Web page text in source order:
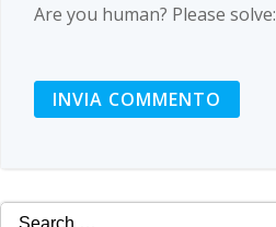
Are you human? Please solve:
Search